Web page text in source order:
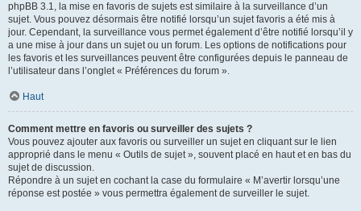
phpBB 3.1, la mise en favoris de sujets est similaire à la surveillance d’un
sujet. Vous pouvez désormais être notifié lorsqu’un sujet favoris a été mis à
jour. Cependant, la surveillance vous permet également d’être notifié lorsqu’il y
a une mise à jour dans un sujet ou un forum. Les options de notifications pour
les favoris et les surveillances peuvent être configurées depuis le panneau de
l’utilisateur dans l’onglet « Préférences du forum ».
Haut
Comment mettre en favoris ou surveiller des sujets ?
Vous pouvez ajouter aux favoris ou surveiller un sujet en cliquant sur le lien
approprié dans le menu « Outils de sujet », souvent placé en haut et en bas du
sujet de discussion.
Répondre à un sujet en cochant la case du formulaire « M’avertir lorsqu’une
réponse est postée » vous permettra également de surveiller le sujet.